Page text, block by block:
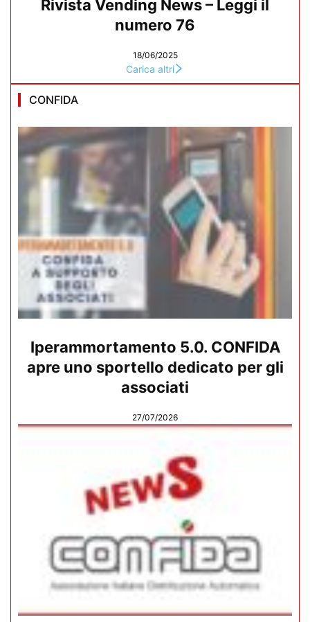
Rivista Vending News – Leggi il
numero 76
18/06/2025
Carica altri
CONFIDA
Iperammortamento 5.0. CONFIDA
apre uno sportello dedicato per gli
associati
27/07/2026